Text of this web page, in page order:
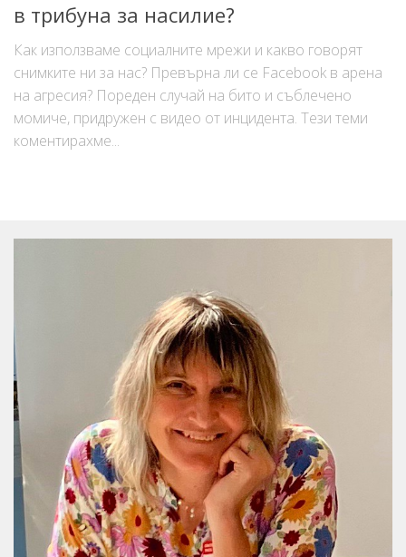
в трибуна за насилие?
Как използваме социалните мрежи и какво говорят
снимките ни за нас? Превърна ли се Facebook в арена
на агресия? Пореден случай на бито и съблечено
момиче, придружен с видео от инцидента. Тези теми
коментирахме...